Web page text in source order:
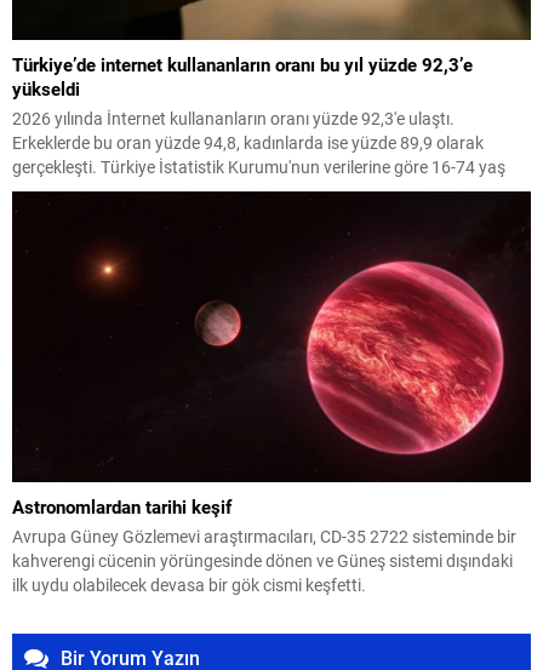
Türkiye’de internet kullananların oranı bu yıl yüzde 92,3’e
yükseldi
2026 yılında İnternet kullananların oranı yüzde 92,3'e ulaştı.
Erkeklerde bu oran yüzde 94,8, kadınlarda ise yüzde 89,9 olarak
gerçekleşti. Türkiye İstatistik Kurumu'nun verilerine göre 16-74 yaş
aralığındaki bireyler arasında İnternet kullanımı artış gösterdi.
Astronomlardan tarihi keşif
Avrupa Güney Gözlemevi araştırmacıları, CD-35 2722 sisteminde bir
kahverengi cücenin yörüngesinde dönen ve Güneş sistemi dışındaki
ilk uydu olabilecek devasa bir gök cismi keşfetti.
Bir Yorum Yazın